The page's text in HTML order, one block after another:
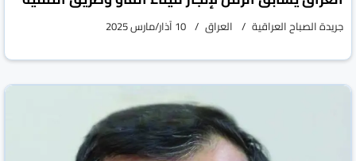
جريدة الصباح العراقية العراق 10 آذار/مارس 2025